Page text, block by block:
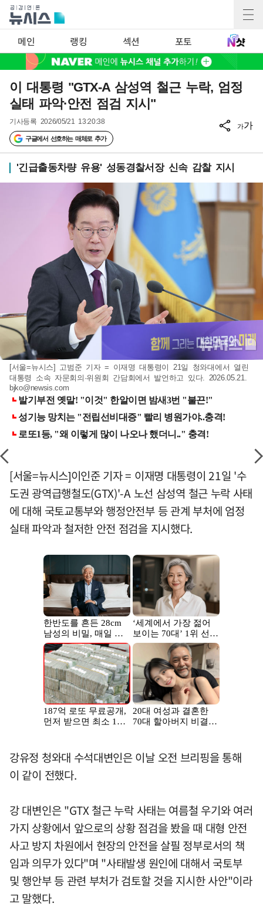
메인 랭킹 섹션 포토
이 대통령 "GTX-A 삼성역 철근 누락, 엄정
실태 파악·안전 점검 지시"
기사등록 2026/05/21 13:20:38
구글에서 선호하는 매체로 추가
가가
'긴급출동차량 유용' 성동경찰서장 신속 감찰 지시
[서울=뉴시스] 고범준 기자 = 이재명 대통령이 21일 청와대에서 열린
대통령 소속 자문회의·위원회 간담회에서 발언하고 있다. 2026.05.21.
bjko@newsis.com
[서울=뉴시스]이인준 기자 = 이재명 대통령이 21일 '수
도권 광역급행철도(GTX)'-A 노선 삼성역 철근 누락 사태
에 대해 국토교통부와 행정안전부 등 관계 부처에 엄정
실태 파악과 철저한 안전 점검을 지시했다.
강유정 청와대 수석대변인은 이날 오전 브리핑을 통해
이 같이 전했다.
강 대변인은 "GTX 철근 누락 사태는 여름철 우기와 여러
가지 상황에서 앞으로의 상황 점검을 봤을 때 대형 안전
사고 방지 차원에서 현장의 안전을 살필 정부로서의 책
임과 의무가 있다"며 "사태발생 원인에 대해서 국토부
및 행안부 등 관련 부처가 검토할 것을 지시한 사안"이라
고 말했다.